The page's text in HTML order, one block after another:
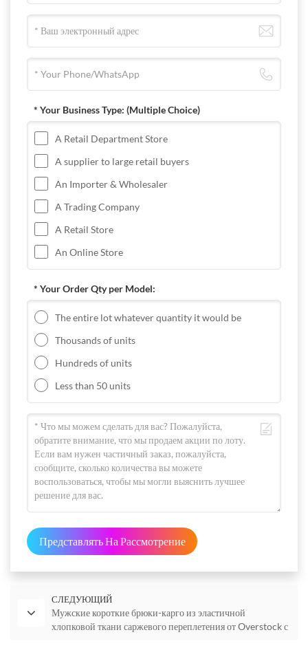
* Your Business Type: (Multiple Choice)
A Retail Department Store
A supplier to large retail buyers
An Importer & Wholesaler
A Trading Company
A Retail Store
An Online Store
* Your Order Qty per Model:
The entire lot whatever quantity it would be
Thousands of units
Hundreds of units
Less than 50 units
Представлять На Рассмотрение
СЛЕДУЮЩИЙ
Мужские короткие брюки-карго из эластичной
хлопковой ткани саржевого переплетения от Overstock с